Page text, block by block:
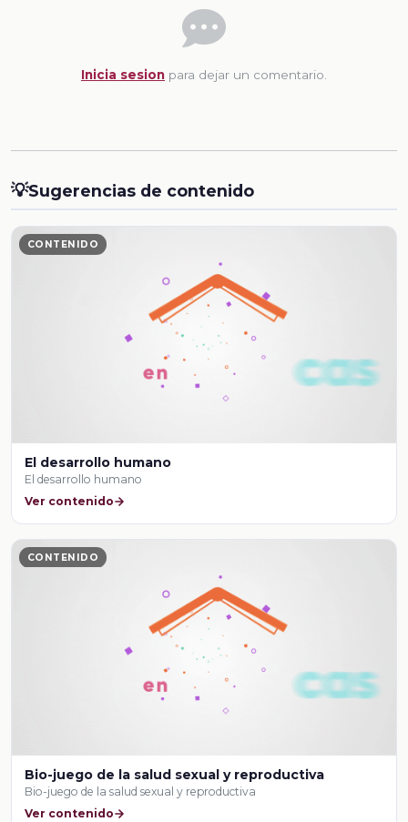
Inicia sesion para dejar un comentario.
💡Sugerencias de contenido
CONTENIDO
El desarrollo humano
El desarrollo humano
Ver contenido
CONTENIDO
Bio-juego de la salud sexual y reproductiva
Bio-juego de la salud sexual y reproductiva
Ver contenido